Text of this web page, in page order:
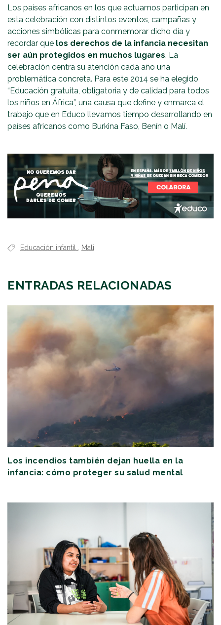
Los países africanos en los que actuamos participan en
esta celebración con distintos eventos, campañas y
acciones simbólicas para conmemorar dicho día y
recordar que los derechos de la infancia necesitan
ser aún protegidos en muchos lugares. La
celebración centra su atención cada año una
problemática concreta. Para este 2014 se ha elegido
“Educación gratuita, obligatoria y de calidad para todos
los niños en África”, una causa que define y enmarca el
trabajo que en Educo llevamos tiempo desarrollando en
países africanos como Burkina Faso, Benín o Malí.
Educación infantil Mali
ENTRADAS RELACIONADAS
Los incendios también dejan huella en la
infancia: cómo proteger su salud mental